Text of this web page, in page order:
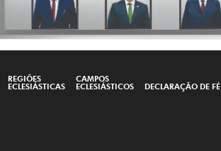
REGIÕES
ECLESIÁSTICAS
CAMPOS
ECLESIÁSTICOS DECLARAÇÃO DE FÉ